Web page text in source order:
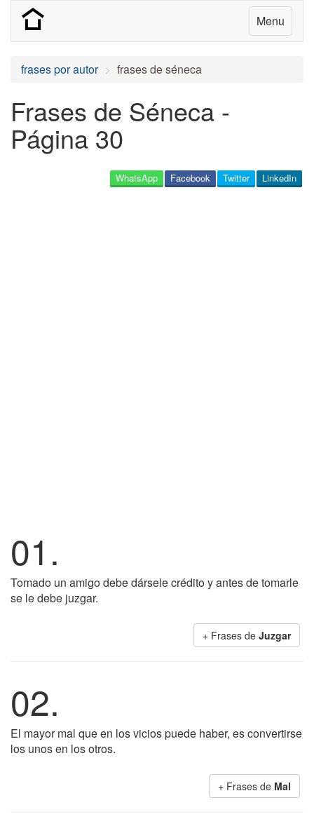
Menu
frases por autor frases de séneca
Frases de Séneca -
Página 30
LinkedIn
Twitter
Facebook
WhatsApp
01.
Tomado un amigo debe dársele crédito y antes de tomarle
se le debe juzgar.
+ Frases de Juzgar
02.
El mayor mal que en los vicios puede haber, es convertirse
los unos en los otros.
+ Frases de Mal